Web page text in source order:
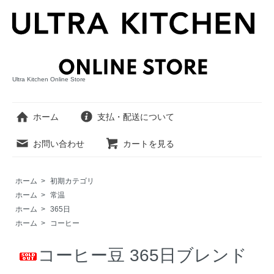
Ultra Kitchen Online Store
ホーム 支払・配送について
お問い合わせ カートを見る
ホーム > 初期カテゴリ
ホーム > 常温
ホーム > 365日
ホーム > コーヒー
コーヒー豆 365日ブレンド